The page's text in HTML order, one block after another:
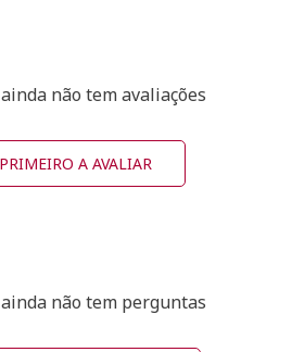
não tem avaliações
A AVALIAR
não tem perguntas